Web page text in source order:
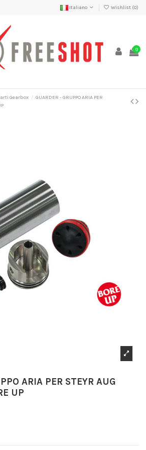
Italiano Wishlist (0)
0
Gearbox
GUARDER - GRUPPO ARIA PER
ARIA PER STEYR AUG
UP